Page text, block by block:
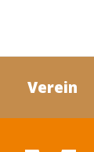
Verein